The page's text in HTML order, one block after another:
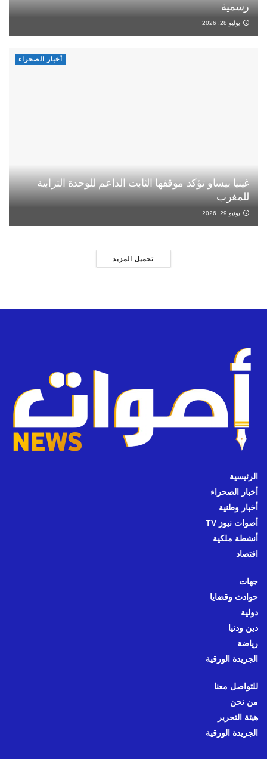
رسمية
يوليو 28, 2026
أخبار الصحراء
غينيا بيساو تؤكد موقفها الثابت الداعم للوحدة الترابية
للمغرب
يونيو 29, 2026
تحميل المزيد
الرئيسية
أخبار الصحراء
أخبار وطنية
أصوات نيوز TV
أنشطة ملكية
اقتصاد
جهات
حوادث وقضايا
دولية
دين ودنيا
رياضة
الجريدة الورقية
للتواصل معنا
من نحن
هيئة التحرير
الجريدة الورقية